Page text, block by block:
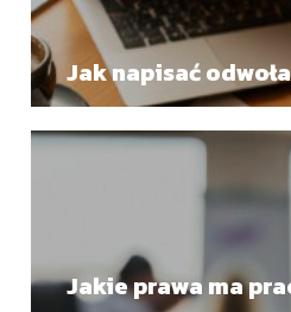
Jak napisać
Jakie prawa ma